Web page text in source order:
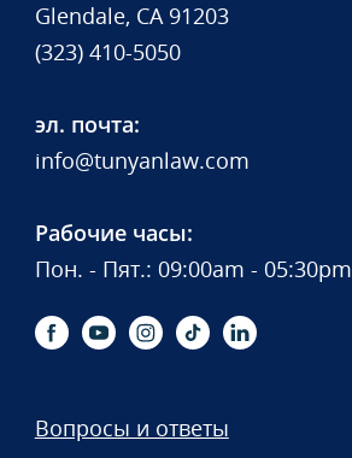
Glendale, CA 91203
(323) 410-5050
эл. почта:
info@tunyanlaw.com
Рабочие часы:
Пон. - Пят.: 09:00am - 05:30pm
Вопросы и ответы